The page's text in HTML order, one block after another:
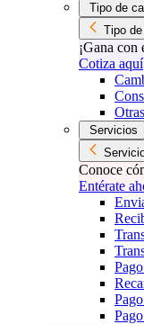
Tipo de
Tipo
¡Gana
Cotiza aquí
Servicios
Conoce
Entérate